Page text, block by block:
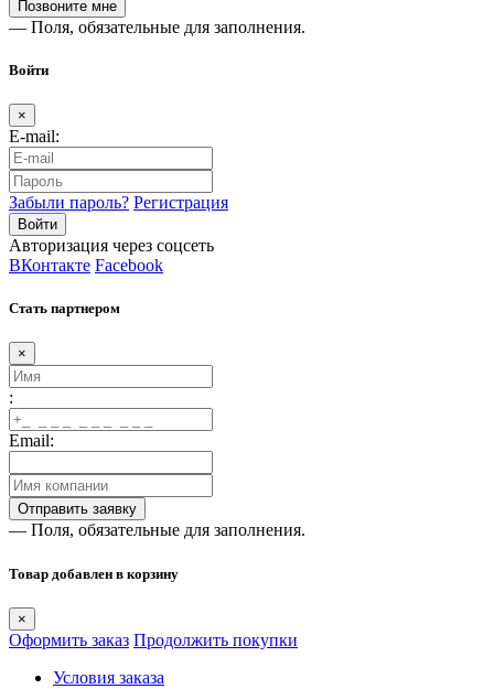
— Поля, обязательные для заполнения.
Войти
×
E-mail:
Забыли пароль? Регистрация
Авторизация через соцсеть
ВКонтакте Facebook
Стать партнером
×
:
Email:
— Поля, обязательные для заполнения.
Товар добавлен в корзину
×
Оформить заказ Продолжить покупки
Условия заказа